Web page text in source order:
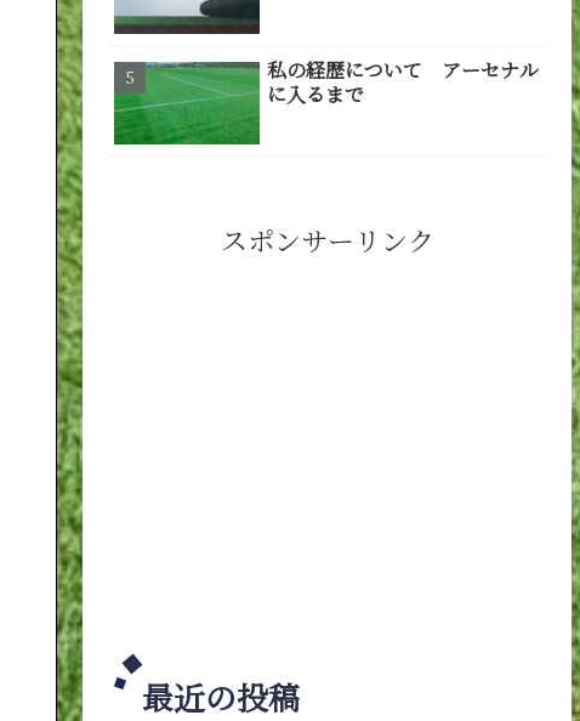
私の経歴について アーセナル
に入るまで
スポンサーリンク
最近の投稿